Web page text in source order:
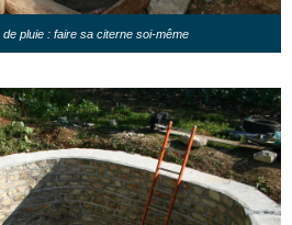
pluie : faire sa citerne soi-même